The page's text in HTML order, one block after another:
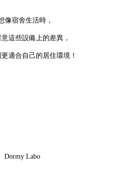
像宿舍生活時，
這些設備上的差異，
適合自己的居住環境！
Dormy Labo